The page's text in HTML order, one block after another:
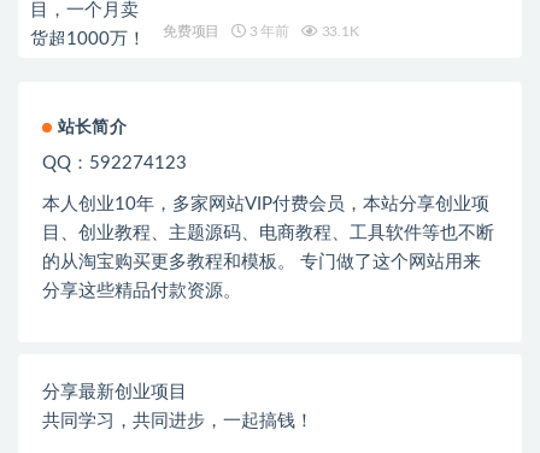
免费项目 3 年前 33.1K
站长简介
QQ：592274123
本人创业10年，多家网站VIP付费会员，本站分享创业项
目、创业教程、主题源码、电商教程、工具软件等也不断
的从淘宝购买更多教程和模板。 专门做了这个网站用来
分享这些精品付款资源。
分享最新创业项目
共同学习，共同进步，一起搞钱！